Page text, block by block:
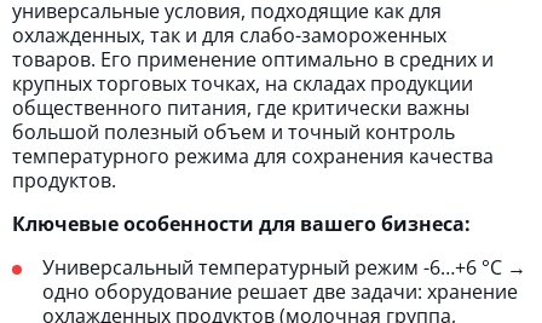
универсальные условия, подходящие как для
охлажденных, так и для слабо-замороженных
товаров. Его применение оптимально в средних и
крупных торговых точках, на складах продукции
общественного питания, где критически важны
большой полезный объем и точный контроль
температурного режима для сохранения качества
продуктов.
Ключевые особенности для вашего бизнеса:
Универсальный температурный режим -6…+6 °C →
одно оборудование решает две задачи: хранение
охлажденных продуктов (молочная группа,